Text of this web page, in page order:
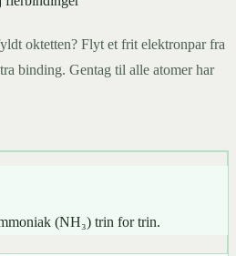
oktetten? Flyt et frit elektronpar fra
binding. Gentag til alle atomer har
(NH₃) trin for trin.